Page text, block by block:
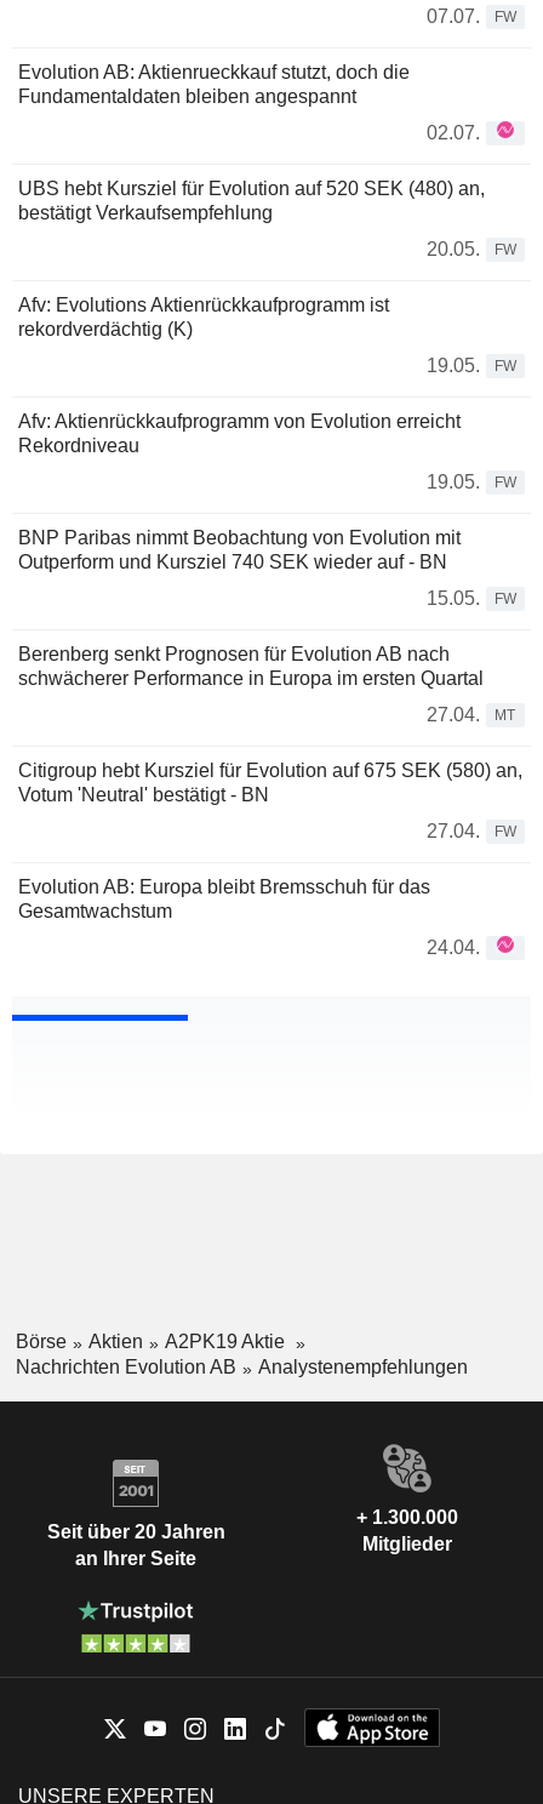
07.07.
FW
Evolution AB: Aktienrueckkauf stutzt, doch die
Fundamentaldaten bleiben angespannt
02.07.
UBS hebt Kursziel für Evolution auf 520 SEK (480) an,
bestätigt Verkaufsempfehlung
20.05.
FW
Afv: Evolutions Aktienrückkaufprogramm ist
rekordverdächtig (K)
19.05.
FW
Afv: Aktienrückkaufprogramm von Evolution erreicht
Rekordniveau
19.05.
FW
BNP Paribas nimmt Beobachtung von Evolution mit
Outperform und Kursziel 740 SEK wieder auf - BN
15.05.
FW
Berenberg senkt Prognosen für Evolution AB nach
schwächerer Performance in Europa im ersten Quartal
27.04.
MT
Citigroup hebt Kursziel für Evolution auf 675 SEK (580) an,
Votum 'Neutral' bestätigt - BN
27.04.
FW
Evolution AB: Europa bleibt Bremsschuh für das
Gesamtwachstum
24.04.
Börse Aktien
A2PK19 Aktie
Nachrichten Evolution AB
Analystenempfehlungen
Seit über 20 Jahren
an Ihrer Seite
+ 1.300.000
Mitglieder
UNSERE EXPERTEN